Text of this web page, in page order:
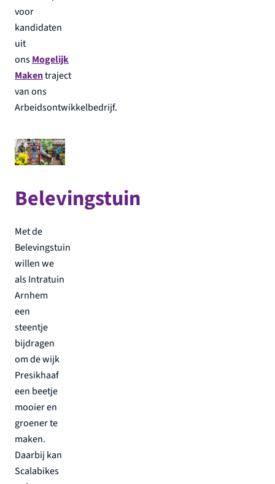
voor
kandidaten
uit
onsMogelijk
Makentraject
van ons
Arbeidsontwikkelbedrijf.
Belevingstuin
Met de
Belevingstuin
willen we
als Intratuin
Arnhem
een
steentje
bijdragen
om de wijk
Presikhaaf
een beetje
mooier en
groener te
maken.
Daarbij kan
Scalabikes